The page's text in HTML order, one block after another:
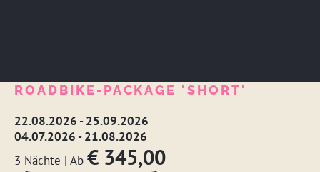
ROADBIKE-PACKAGE 'SHORT'
22.08.2026 - 25.09.2026
04.07.2026 - 21.08.2026
3 Nächte | Ab € 345,00